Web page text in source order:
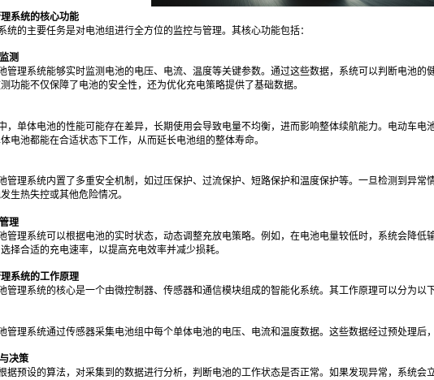
系统的核心功能
统的主要任务是对电池组进行全方位的监控与管理。其核心功能包括：
测
管理系统能够实时监测电池的电压、电流、温度等关键参数。通过这些数据，系统可以判断电池的
功能不仅保障了电池的安全性，还为优化充电策略提供了基础数据。
，单体电池的性能可能存在差异，长期使用会导致电量不均衡，进而影响整体续航能力。电动车电
电池都能在合适状态下工作，从而延长电池组的整体寿命。
管理系统内置了多重安全机制，如过压保护、过流保护、短路保护和温度保护等。一旦检测到异常
生热失控或其他危险情况。
理
管理系统可以根据电池的实时状态，动态调整充放电策略。例如，在电池电量较低时，系统会降
择合适的充电速率，以提高充电效率并减少损耗。
系统的工作原理
管理系统的核心是一个由微控制器、传感器和通信模块组成的智能化系统。其工作原理可以分为以
管理系统通过传感器采集电池组中每个单体电池的电压、电流和温度数据。这些数据经过预处理后
决策
据预设的算法，对采集到的数据进行分析，判断电池的工作状态是否正常。如果发现异常，系统会